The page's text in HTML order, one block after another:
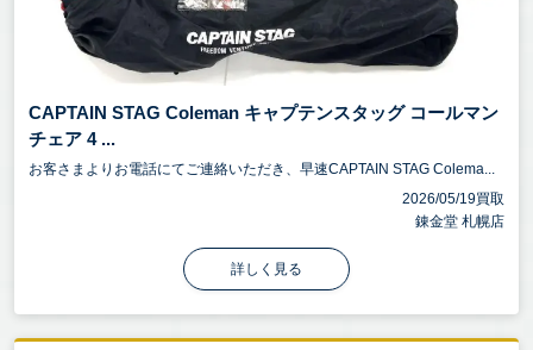
CAPTAIN STAG Coleman キャプテンスタッグ コールマン
チェア 4 ...
お客さまよりお電話にてご連絡いただき、早速CAPTAIN STAG Colema...
2026/05/19買取
錬金堂 札幌店
詳しく見る